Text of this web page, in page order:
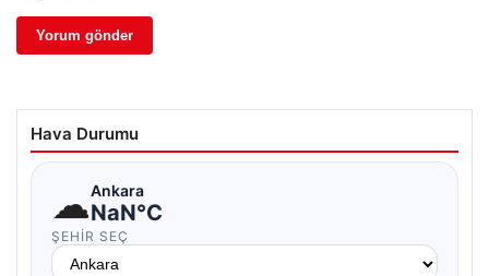
Hava Durumu
☁Ankara
NaN°C
ŞEHIR SEÇ